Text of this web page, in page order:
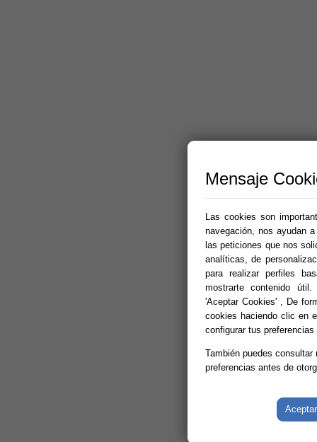
Mensaje
Las cookies son
navegación, nos ayudan
las peticiones que nos
analíticas, de
para realizar perfiles
mostrarte contenido
'Aceptar Cookies' , De
cookies haciendo clic en
configurar tus
También puedes
preferencias antes de